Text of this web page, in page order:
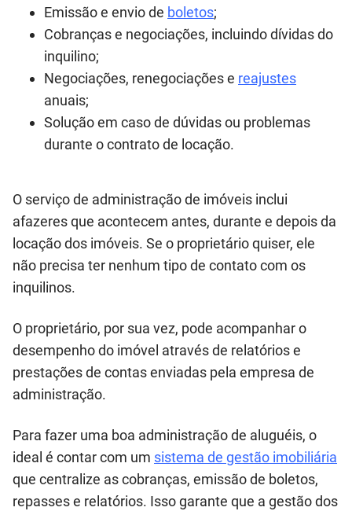
Emissão e envio de boletos;
Cobranças e negociações, incluindo dívidas do
inquilino;
Negociações, renegociações e reajustes
anuais;
Solução em caso de dúvidas ou problemas
durante o contrato de locação.
O serviço de administração de imóveis inclui
afazeres que acontecem antes, durante e depois da
locação dos imóveis. Se o proprietário quiser, ele
não precisa ter nenhum tipo de contato com os
inquilinos.
O proprietário, por sua vez, pode acompanhar o
desempenho do imóvel através de relatórios e
prestações de contas enviadas pela empresa de
administração.
Para fazer uma boa administração de aluguéis, o
ideal é contar com um sistema de gestão imobiliária
que centralize as cobranças, emissão de boletos,
repasses e relatórios. Isso garante que a gestão dos